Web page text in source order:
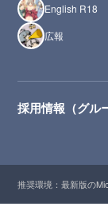
English R18
広報
採用情報（グル
推奨環境：最新版の